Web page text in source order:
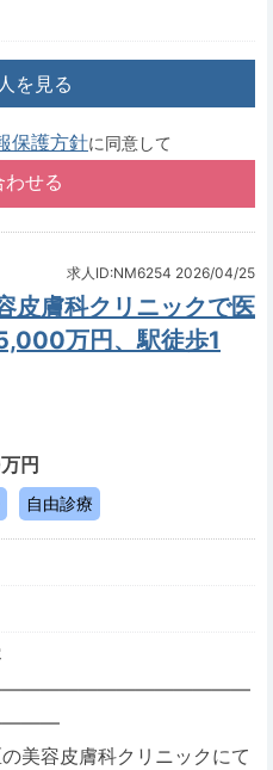
を見る
保護方針に同意して
求人ID:NM6254 2026/04/25
皮膚科クリニックで医
万円、駅徒歩1
円
自由診療
美容皮膚科クリニックにて